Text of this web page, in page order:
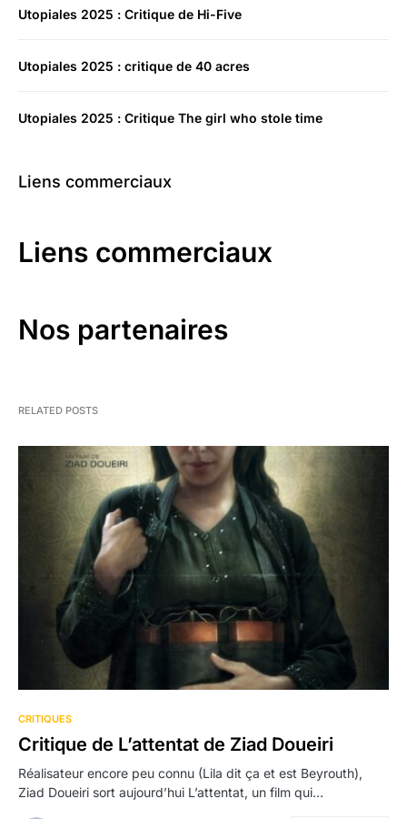
Utopiales 2025 : Critique de Hi-Five
Utopiales 2025 : critique de 40 acres
Utopiales 2025 : Critique The girl who stole time
Liens commerciaux
Liens commerciaux
Nos partenaires
RELATED POSTS
CRITIQUES
Critique de L’attentat de Ziad Doueiri
Réalisateur encore peu connu (Lila dit ça et est Beyrouth),
Ziad Doueiri sort aujourd’hui L’attentat, un film qui…